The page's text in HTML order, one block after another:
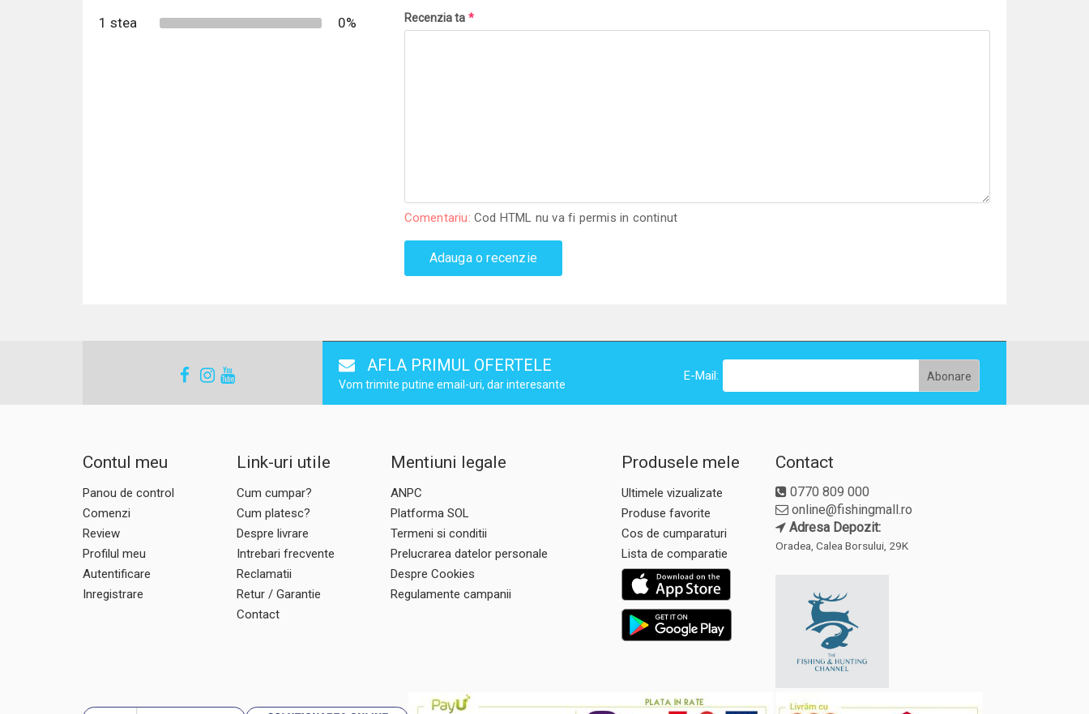
1 stea
0% Recenzia ta *
Comentariu: Cod HTML nu va fi permis in continut
Adauga o recenzie
AFLA PRIMUL OFERTELE
Vom trimite putine email-uri, dar interesante
E-Mail:
Contul meu
Panou de control
Comenzi
Review
Profilul meu
Autentificare
Inregistrare
Link-uri utile
Cum cumpar?
Cum platesc?
Despre livrare
Intrebari frecvente
Reclamatii
Retur / Garantie
Contact
Mentiuni legale
ANPC
Platforma SOL
Termeni si conditii
Prelucrarea datelor personale
Despre Cookies
Regulamente campanii
Produsele mele
Ultimele vizualizate
Produse favorite
Cos de cumparaturi
Lista de comparatie
Contact
0770 809 000
online@fishingmall.ro
Adresa Depozit:
Oradea, Calea Borsului, 29K